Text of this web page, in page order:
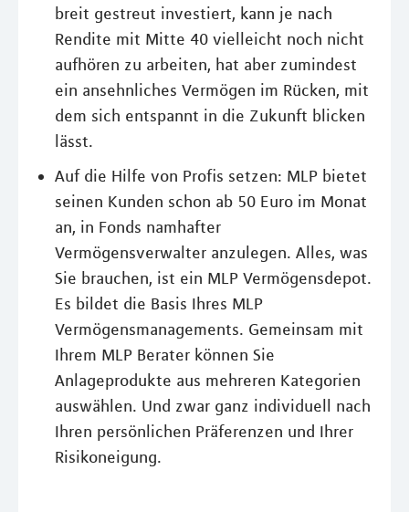
breit gestreut investiert, kann je nach
Rendite mit Mitte 40 vielleicht noch nicht
aufhören zu arbeiten, hat aber zumindest
ein ansehnliches Vermögen im Rücken, mit
dem sich entspannt in die Zukunft blicken
lässt.
Auf die Hilfe von Profis setzen: MLP bietet
seinen Kunden schon ab 50 Euro im Monat
an, in Fonds namhafter
Vermögensverwalter anzulegen. Alles, was
Sie brauchen, ist ein MLP Vermögensdepot.
Es bildet die Basis Ihres MLP
Vermögensmanagements. Gemeinsam mit
Ihrem MLP Berater können Sie
Anlageprodukte aus mehreren Kategorien
auswählen. Und zwar ganz individuell nach
Ihren persönlichen Präferenzen und Ihrer
Risikoneigung.